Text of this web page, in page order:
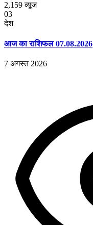
2,159व्यूज
03
देश
आज का राशिफल 07.08.2026
7 अगस्त 2026